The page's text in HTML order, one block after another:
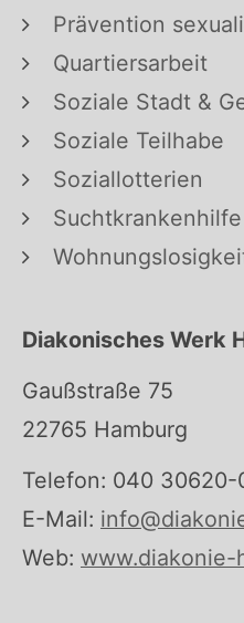
Prävention
Quartiersarbeit
Soziale Stadt &
Soziale Teilhabe
Soziallotterien
Suchtkrankenhilfe
Diakonisches Werk
Gaußstraße 75
22765 Hamburg
Telefon: 040 30620-
E-Mail:
Web: www.diakonie-